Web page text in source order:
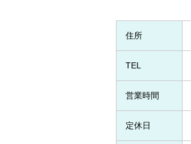
住所
TEL
営業時間
定休日